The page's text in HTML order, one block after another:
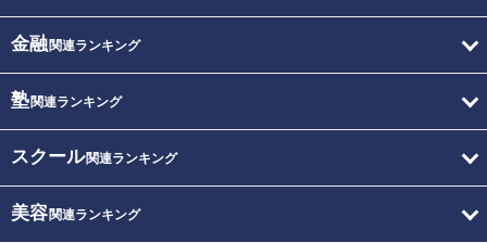
金融関連ランキング
塾関連ランキング
スクール関連ランキング
美容関連ランキング